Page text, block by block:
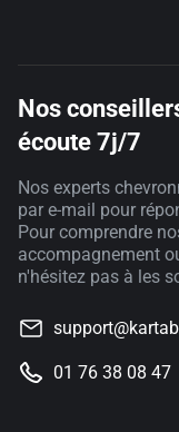
Nos
écoute 7j/7
Nos experts
par e-mail pour
Pour comprendre
accompagnement
n'hésitez pas à les
01 76 38 08 47